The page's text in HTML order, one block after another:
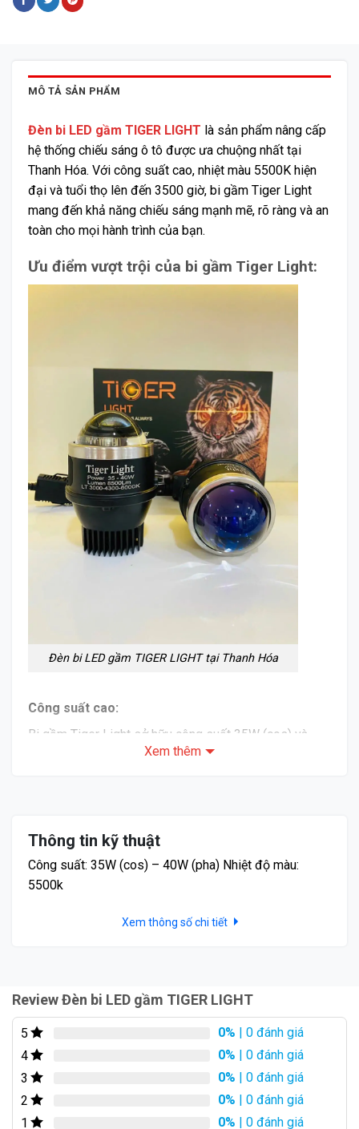
MÔ TẢ SẢN PHẨM
Đèn bi LED gầm TIGER LIGHT là sản phẩm nâng cấp
hệ thống chiếu sáng ô tô được ưa chuộng nhất tại
Thanh Hóa. Với công suất cao, nhiệt màu 5500K hiện
đại và tuổi thọ lên đến 3500 giờ, bi gầm Tiger Light
mang đến khả năng chiếu sáng mạnh mẽ, rõ ràng và an
toàn cho mọi hành trình của bạn.
Ưu điểm vượt trội của bi gầm Tiger Light:
Đèn bi LED gầm TIGER LIGHT tại Thanh Hóa
Công suất cao:
Bi gầm Tiger Light sở hữu công suất 35W (cos) và
40W (pha), cung cấp khả năng chiếu sáng vượt trội so
Nhiệt màu 5500K:
Ánh sáng trắng xanh hiện đại của bi gầm Tiger Light
Xem thêm
Thông tin kỹ thuật
Công suất: 35W (cos) – 40W (pha) Nhiệt độ màu:
5500k
Xem thông số chi tiết
Review Đèn bi LED gầm TIGER LIGHT
5 0% | 0 đánh giá
4
0% | 0 đánh giá
3
0% | 0 đánh giá
2
0% | 0 đánh giá
1
0% | 0 đánh giá